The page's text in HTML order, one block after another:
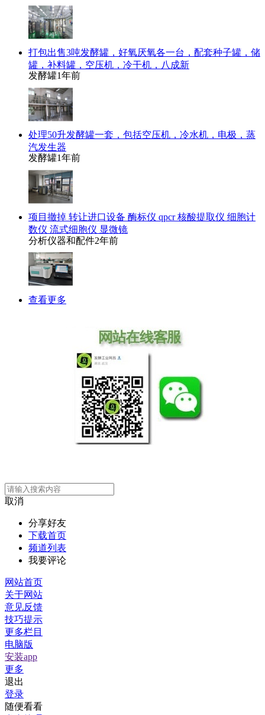
打包出售3吨发酵罐，好氧厌氧各一台，配套种子罐，储
罐，补料罐，空压机，冷干机，八成新
发酵罐1年前
处理50升发酵罐一套，包括空压机，冷水机，电极，蒸
汽发生器
发酵罐1年前
项目撤掉 转让进口设备 酶标仪 qpcr 核酸提取仪 细胞计
数仪 流式细胞仪 显微镜
分析仪器和配件2年前
查看更多
取消
分享好友
下载首页
频道列表
我要评论
网站首页
关于网站
意见反馈
技巧提示
更多栏目
电脑版
安装app
更多
退出
登录
随便看看